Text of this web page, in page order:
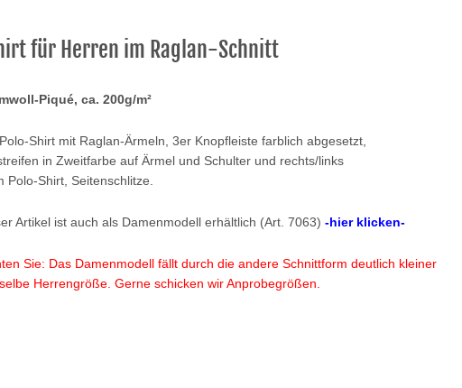
für Herren im Raglan-Schnitt
Piqué, ca. 200g/m²
Shirt mit Raglan-Ärmeln, 3er Knopfleiste farblich abgesetzt,
in Zweitfarbe auf Ärmel und Schulter und rechts/links
Polo-Shirt, Seitenschlitze.
Artikel ist auch als Damenmodell erhältlich (Art. 7063) -hier klicken-
Sie: Das Damenmodell fällt durch die andere Schnittform deutlich kleiner
Herrengröße. Gerne schicken wir Anprobegrößen.